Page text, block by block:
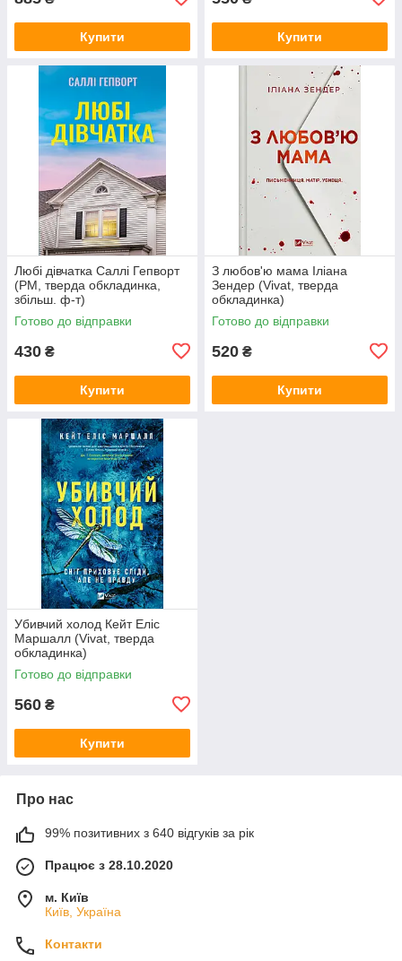
Купити Купити
Любі дівчатка Саллі Гепворт
(РМ, тверда обкладинка,
збільш. ф-т)
Готово до відправки
430 ₴
Купити
З любов'ю мама Іліана
Зендер (Vivat, тверда
обкладинка)
Готово до відправки
520 ₴
Купити
Убивчий холод Кейт Еліс
Маршалл (Vivat, тверда
обкладинка)
Готово до відправки
560 ₴
Купити
Про нас
99% позитивних з 640 відгуків за рік
Працює з 28.10.2020
м. Київ
Київ, Україна
Контакти